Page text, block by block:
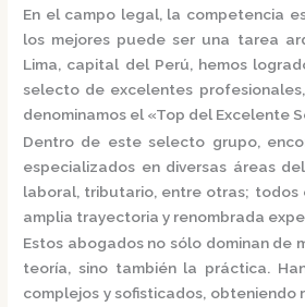
En el campo legal, la competencia
los mejores puede ser una tarea
Lima, capital del Perú, hemos
selecto de excelentes
denominamos el «Top del Excelente
Dentro de este selecto grupo,
especializados en diversas áreas
laboral, tributario, entre otras; todos
amplia trayectoria y renombrada
Estos abogados no sólo dominan de
teoría, sino también la práctica.
complejos y sofisticados,